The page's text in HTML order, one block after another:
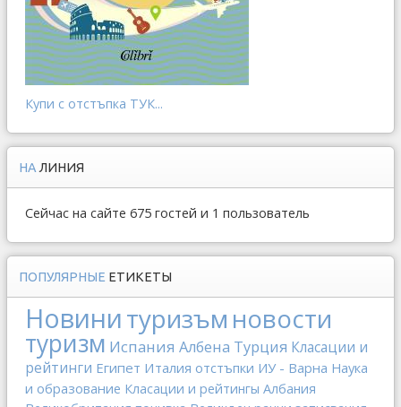
Купи с отстъпка ТУК...
НА ЛИНИЯ
Сейчас на сайте 675 гостей и 1 пользователь
ПОПУЛЯРНЫЕ ЕТИКЕТЫ
Новинитуризъм новости
туризм Испания Албена Турция Класации и
рейтинги Египет Италия отстъпки ИУ - Варна Наука
и образование Класации и рейтингы Албания